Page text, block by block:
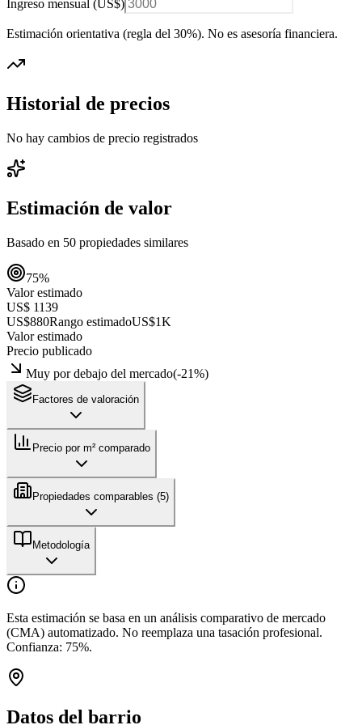
Ingreso mensual (US$)
Estimación orientativa (regla del 30%). No es asesoría financiera.
Historial de precios
No hay cambios de precio registrados
Estimación de valor
Basado en 50 propiedades similares
75%
Valor estimado
US$ 1139
US$880Rango estimadoUS$1K
Valor estimado
Precio publicado
Muy por debajo del mercado(-21%)
Factores de valoración
Precio por m² comparado
Propiedades comparables (5)
Metodología
Esta estimación se basa en un análisis comparativo de mercado
(CMA) automatizado. No reemplaza una tasación profesional.
Confianza: 75%.
Datos del barrio